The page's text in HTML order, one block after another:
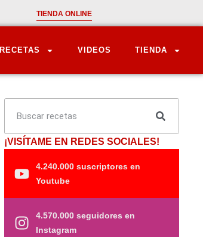
TIENDA ONLINE
VIDEOS TIENDA
¡VISÍTAME EN REDES SOCIALES!
4.240.000 suscriptores en
Youtube
4.570.000 seguidores en
Instagram